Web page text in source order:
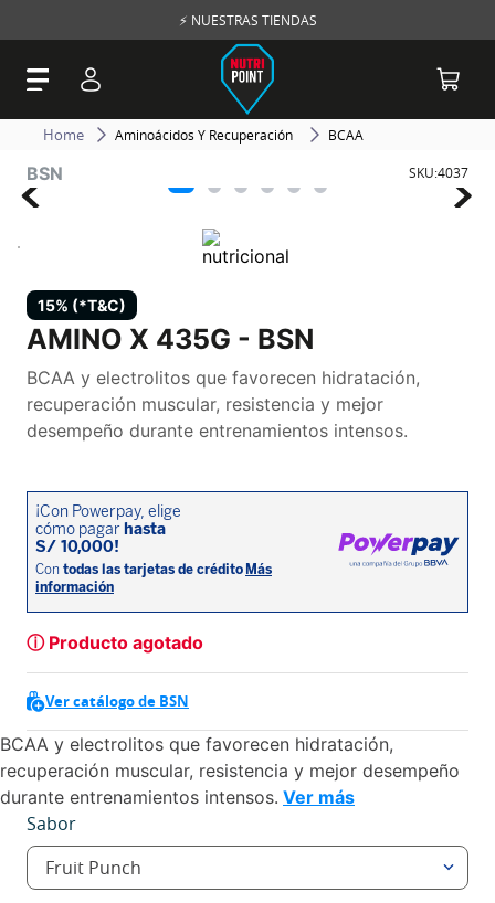
⚡ NUESTRAS TIENDAS
Aminoácidos Y Recuperación BCAA
BSN SKU:4037
15% (*T&C)
AMINO X 435G - BSN
BCAA y electrolitos que favorecen hidratación,
recuperación muscular, resistencia y mejor
desempeño durante entrenamientos intensos.
ⓘ Producto agotado
Ver catálogo de BSN
BCAA y electrolitos que favorecen hidratación,
recuperación muscular, resistencia y mejor desempeño
durante entrenamientos intensos. Ver más
Sabor
Fruit Punch